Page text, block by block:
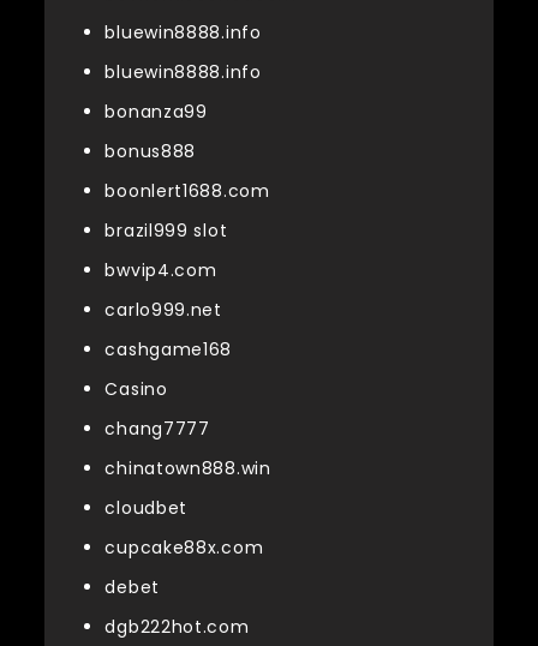
bluewin8888.info
bluewin8888.info
bonanza99
bonus888
boonlert1688.com
brazil999 slot
bwvip4.com
carlo999.net
cashgame168
Casino
chang7777
chinatown888.win
cloudbet
cupcake88x.com
debet
dgb222hot.com